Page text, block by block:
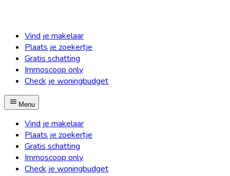
Vind je makelaar
Plaats je zoekertje
Gratis schatting
Immoscoop only
Check je woningbudget
Menu
Vind je makelaar
Plaats je zoekertje
Gratis schatting
Immoscoop only
Check je woningbudget